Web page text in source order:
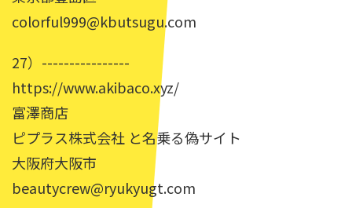
colorful999@kbutsugu.com
27）----------------
https://www.akibaco.xyz/
富澤商店
ピプラス株式会社 と名乗る偽サイト
大阪府大阪市
beautycrew@ryukyugt.com